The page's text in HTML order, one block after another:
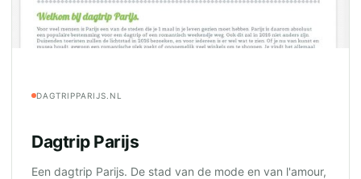
DAGTRIPPARIJS.NL
Dagtrip Parijs
Een dagtrip Parijs. De stad van de mode en van l'amour,